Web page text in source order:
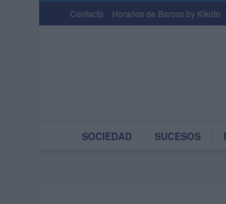
Contacto Horarios de Barcos by Kikoto
SOCIEDAD SUCESOS